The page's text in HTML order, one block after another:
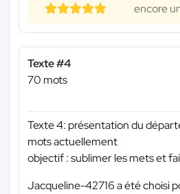
encore
Texte #4
70 mots
Texte 4: présentation du
mots actuellement
objectif : sublimer les mets et
Jacqueline-42716 a été choisi